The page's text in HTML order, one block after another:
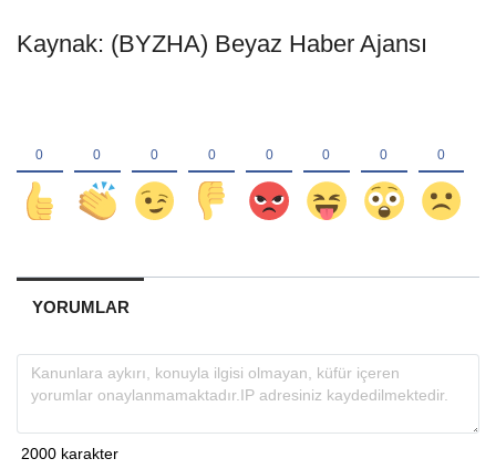
Kaynak: (BYZHA) Beyaz Haber Ajansı
YORUMLAR